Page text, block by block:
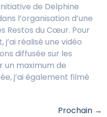
de Delphine
l’organisation d’une
Restos du Cœur. Pour
réalisé une vidéo
diffusée sur les
un maximum de
j’ai également filmé
Prochain →